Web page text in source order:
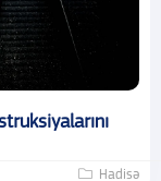
Hadisə